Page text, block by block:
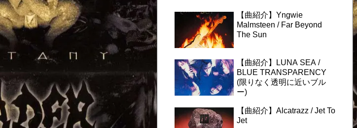
【曲紹介】Yngwie
Malmsteen / Far Beyond
The Sun
【曲紹介】LUNA SEA /
BLUE TRANSPARENCY
(限りなく透明に近いブル
ー)
【曲紹介】Alcatrazz / Jet To
Jet